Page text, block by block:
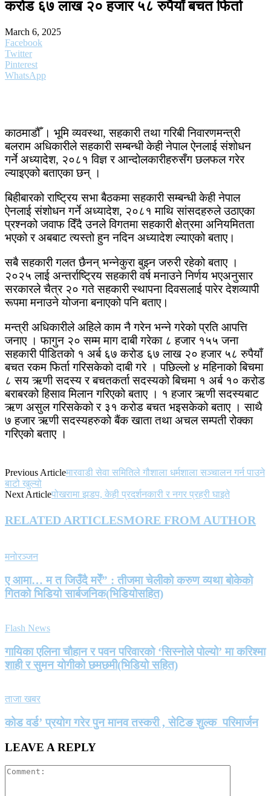
करोड ६७ लाख २० हजार ५८ रुपैयाँ बचत फिर्ता
March 6, 2025
Facebook
Twitter
Pinterest
WhatsApp
काठमाडौँ । भूमि व्यवस्था, सहकारी तथा गरिबी निवारणमन्त्री
बलराम अधिकारीले सहकारी सम्बन्धी केही नेपाल ऐनलाई संशोधन
गर्ने अध्यादेश, २०८१ विज्ञ र आन्दोलकारीहरुसँग छलफल गरेर
ल्याइएको बताएका छन् ।
बिहीबारको राष्ट्रिय सभा बैठकमा सहकारी सम्बन्धी केही नेपाल
ऐनलाई संशोधन गर्ने अध्यादेश, २०८१ माथि सांसदहरुले उठाएका
प्रश्नको जवाफ दिँदै उनले विगतमा सहकारी क्षेत्रमा अनियमितता
भएको र अबबाट त्यस्तो हुन नदिन अध्यादेश ल्याएको बताए।
सबै सहकारी गलत छैनन् भन्नेकुरा बुझ्न जरुरी रहेको बताए ।
२०२५ लाई अन्तर्राष्ट्रिय सहकारी वर्ष मनाउने निर्णय भएअनुसार
सरकारले चैत्र २० गते सहकारी स्थापना दिवसलाई पारेर देशव्यापी
रूपमा मनाउने योजना बनाएको पनि बताए।
मन्त्री अधिकारीले अहिले काम नै गरेन भन्ने गरेको प्रति आपत्ति
जनाए । फागुन २० सम्म माग दाबी गरेका ८ हजार १५५ जना
सहकारी पीडितको १ अर्ब ६७ करोड ६७ लाख २० हजार ५८ रुपैयाँ
बचत रकम फिर्ता गरिसकेको दाबी गरे । पछिल्लो ४ महिनाको बिचमा
८ सय ऋणी सदस्य र बचतकर्ता सदस्यको बिचमा १ अर्ब १० करोड
बराबरको हिसाव मिलान गरिएको बताए । १ हजार ऋणी सदस्यबाट
ऋण असुल गरिसकेको र ३१ करोड बचत भइसकेको बताए । साथै
७ हजार ऋणी सदस्यहरुको बैंक खाता तथा अचल सम्पती रोक्का
गरिएको बताए ।
Previous Articleमारवाडी सेवा समितिले गौशाला धर्मशाला सञ्चालन गर्न पाउने
बाटो खुल्यो
Next Articleपोखरामा झडप, केही प्रदर्शनकारी र नगर प्रहरी घाइते
RELATED ARTICLESMORE FROM AUTHOR
मनोरञ्जन
ए आमा… म त जिउँदै मरेँ” : तीजमा चेलीको करुण व्यथा बोकेको
गितको भिडियो सार्बजनिक(भिडियोसहित)
Flash News
गायिका एलिना चौहान र पवन परिवारको ‘सिस्नोले पोल्यो’ मा करिश्मा
शाही र सुमन योगीको छमछमी(भिडियो सहित)
ताजा खबर
कोड वर्ड’ प्रयोग गरेर पुन मानव तस्करी , सेटिङ शुल्क परिमार्जन
LEAVE A REPLY